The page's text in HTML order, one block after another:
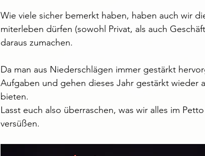
Wie viele sicher bemerkt haben, haben auch wir
miterleben dürfen (sowohl Privat, als auch
daraus zumachen.
Da man aus Niederschlägen immer gestärkt
Aufgaben und gehen dieses Jahr gestärkt wieder
bieten.
Lasst euch also überraschen, was wir alles im
versüßen.